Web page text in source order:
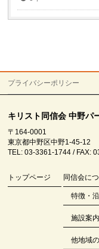
プライバシーポリシー
キリスト同信会 中野パ
〒164-0001
東京都中野区中野1-45-12
TEL: 03-3361-1744 / FAX:
トップページ 同信会に
特徴・
施設案内
他地域